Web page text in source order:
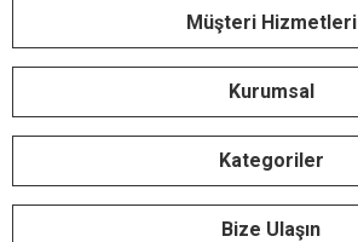
Müşteri Hizmetleri
Kurumsal
Kategoriler
Bize Ulaşın